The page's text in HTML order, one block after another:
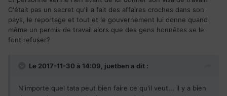
C'était pas un secret qu'il a fait des affaires croches dans son
pays, le reportage et tout et le gouvernement lui donne quand
même un permis de travail alors que des gens honnêtes se le
font refuser?
Le 2017-11-30 à 14:09, juetben a dit :
N'importe quel tata peut bien faire ce qu'il veut... il y a bien